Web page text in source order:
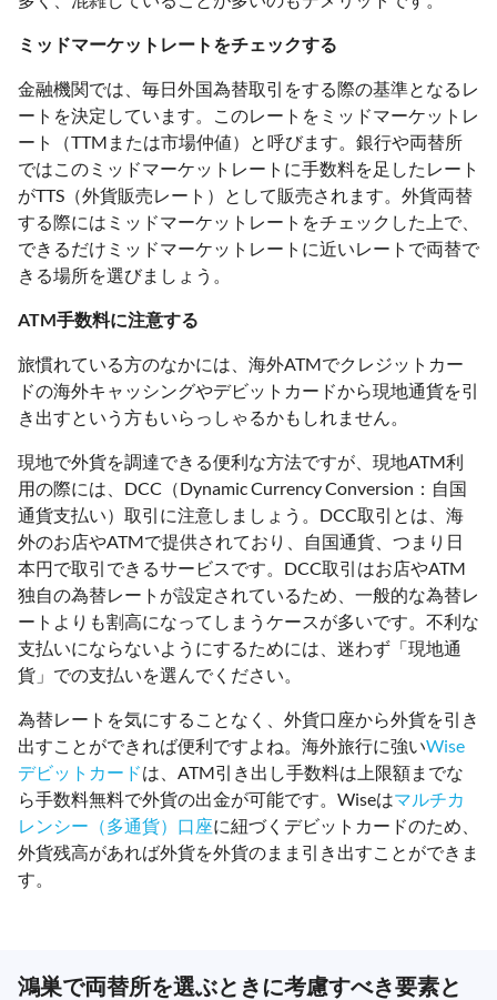
ミッドマーケットレートをチェックする
金融機関では、毎日外国為替取引をする際の基準となるレ
ートを決定しています。このレートをミッドマーケットレ
ート（TTMまたは市場仲値）と呼びます。銀行や両替所
ではこのミッドマーケットレートに手数料を足したレート
がTTS（外貨販売レート）として販売されます。外貨両替
する際にはミッドマーケットレートをチェックした上で、
できるだけミッドマーケットレートに近いレートで両替で
きる場所を選びましょう。
ATM手数料に注意する
旅慣れている方のなかには、海外ATMでクレジットカー
ドの海外キャッシングやデビットカードから現地通貨を引
き出すという方もいらっしゃるかもしれません。
現地で外貨を調達できる便利な方法ですが、現地ATM利
用の際には、DCC（Dynamic Currency Conversion：自国
通貨支払い）取引に注意しましょう。DCC取引とは、海
外のお店やATMで提供されており、自国通貨、つまり日
本円で取引できるサービスです。DCC取引はお店やATM
独自の為替レートが設定されているため、一般的な為替レ
ートよりも割高になってしまうケースが多いです。不利な
支払いにならないようにするためには、迷わず「現地通
貨」での支払いを選んでください。
為替レートを気にすることなく、外貨口座から外貨を引き
出すことができれば便利ですよね。海外旅行に強いWise
デビットカードは、ATM引き出し手数料は上限額までな
ら手数料無料で外貨の出金が可能です。Wiseはマルチカ
レンシー（多通貨）口座に紐づくデビットカードのため、
外貨残高があれば外貨を外貨のまま引き出すことができま
す。
鴻巣で両替所を選ぶときに考慮すべき要素と